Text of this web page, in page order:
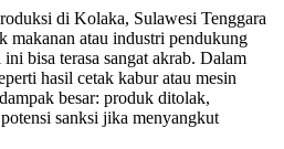
di Kolaka, Sulawesi Tenggara
makanan atau industri pendukung
bisa terasa sangat akrab. Dalam
hasil cetak kabur atau mesin
besar: produk ditolak,
sanksi jika menyangkut